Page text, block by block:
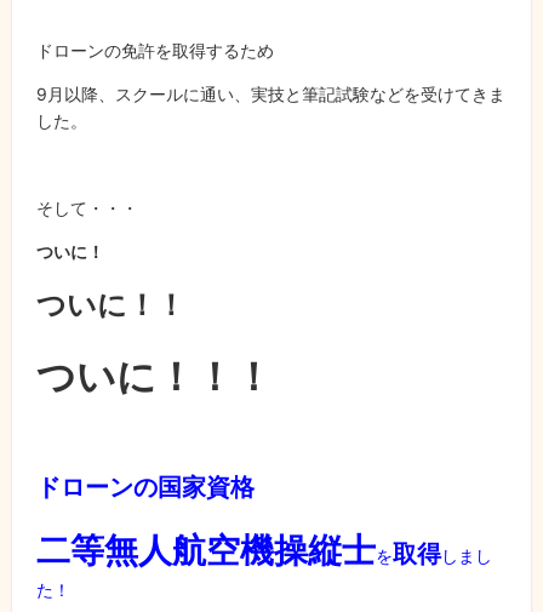
ドローンの免許を取得するため
9月以降、スクールに通い、実技と筆記試験などを受けてきま
した。
そして・・・
ついに！
ついに！！
ついに！！！
ドローンの国家資格
二等無人航空機操縦士を取得しまし
た！